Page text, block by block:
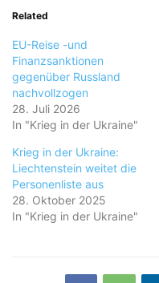
Related
EU-Reise -und
Finanzsanktionen
gegenüber Russland
nachvollzogen
28. Juli 2026
In "Krieg in der Ukraine"
Krieg in der Ukraine:
Liechtenstein weitet die
Personenliste aus
28. Oktober 2025
In "Krieg in der Ukraine"